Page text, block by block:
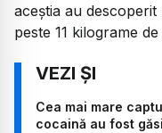
aceștia au
peste 11 kilograme
Cea mai mare
cocaină au fost